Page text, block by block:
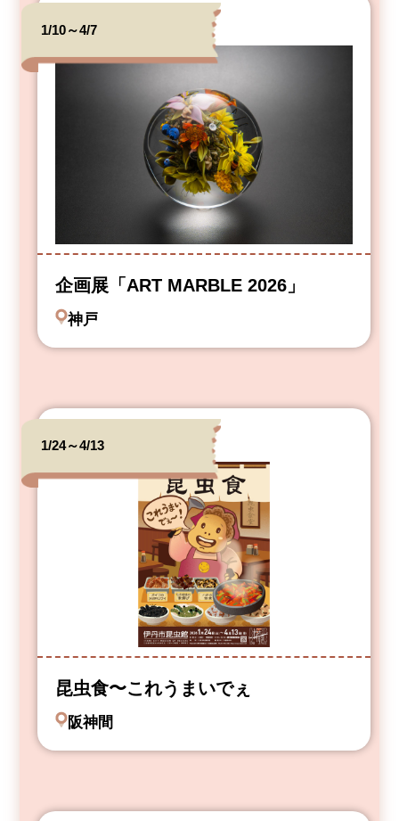
1/10～4/7
企画展「ART MARBLE 2026」
神戸
1/24～4/13
昆虫食〜これうまいでぇ
阪神間